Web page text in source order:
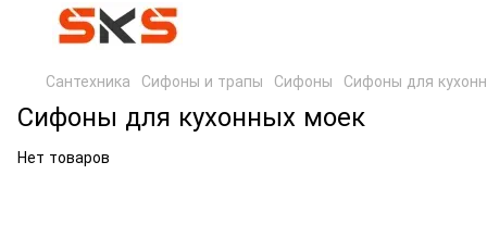
Сантехника Сифоны и трапы Сифоны Сифоны для
Сифоны для кухонных моек
Нет товаров